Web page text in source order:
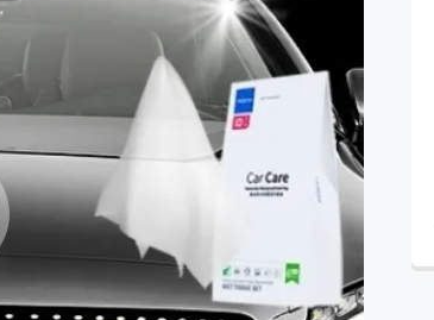
ビューティ
CAMPFIRE for Social Good
CAMPFIRE Creation
CAMPFIREふるさと納税machi-ya コミュニティ